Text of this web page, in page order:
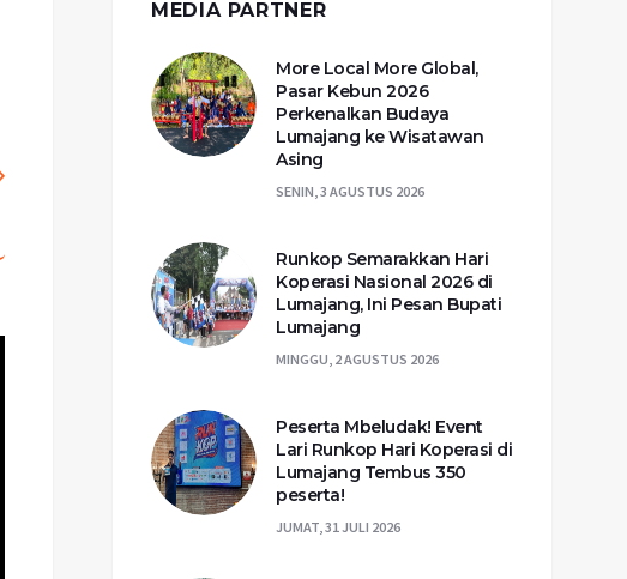
MEDIA PARTNER
More Local More Global,
Pasar Kebun 2026
Perkenalkan Budaya
Lumajang ke Wisatawan
Asing
SENIN, 3 AGUSTUS 2026
Runkop Semarakkan Hari
Koperasi Nasional 2026 di
Lumajang, Ini Pesan Bupati
Lumajang
MINGGU, 2 AGUSTUS 2026
Peserta Mbeludak! Event
Lari Runkop Hari Koperasi di
Lumajang Tembus 350
peserta!
JUMAT, 31 JULI 2026